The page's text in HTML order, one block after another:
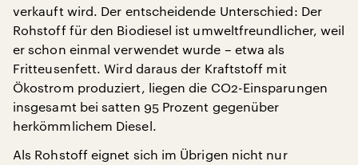
verkauft wird. Der entscheidende Unterschied: Der
Rohstoff für den Biodiesel ist umweltfreundlicher, weil
er schon einmal verwendet wurde – etwa als
Fritteusenfett. Wird daraus der Kraftstoff mit
Ökostrom produziert, liegen die CO2-Einsparungen
insgesamt bei satten 95 Prozent gegenüber
herkömmlichem Diesel.
Als Rohstoff eignet sich im Übrigen nicht nur